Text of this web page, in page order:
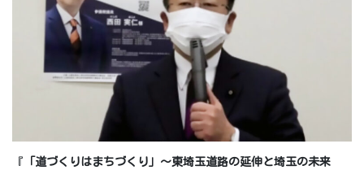
『 「道づくりはまちづくり」～東埼玉道路の延伸と埼玉の未来